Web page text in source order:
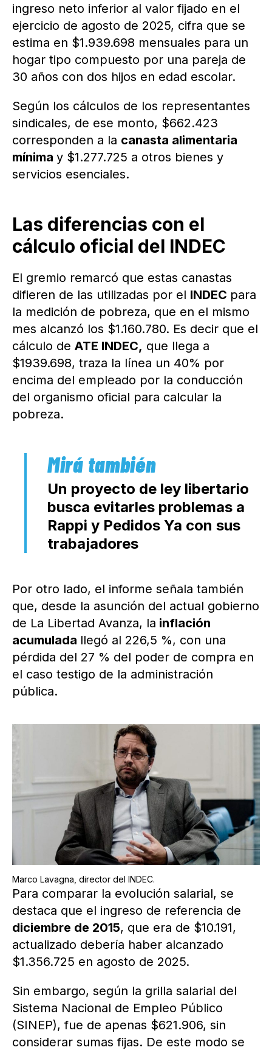
ingreso neto inferior al valor fijado en el
ejercicio de agosto de 2025, cifra que se
estima en $1.939.698 mensuales para un
hogar tipo compuesto por una pareja de
30 años con dos hijos en edad escolar.
Según los cálculos de los representantes
sindicales, de ese monto, $662.423
corresponden a la canasta alimentaria
mínima y $1.277.725 a otros bienes y
servicios esenciales.
Las diferencias con el
cálculo oficial del INDEC
El gremio remarcó que estas canastas
difieren de las utilizadas por el INDEC para
la medición de pobreza, que en el mismo
mes alcanzó los $1.160.780. Es decir que el
cálculo de ATE INDEC, que llega a
$1939.698, traza la línea un 40% por
encima del empleado por la conducción
del organismo oficial para calcular la
pobreza.
Un proyecto de ley libertario
busca evitarles problemas a
Rappi y Pedidos Ya con sus
trabajadores
Por otro lado, el informe señala también
que, desde la asunción del actual gobierno
de La Libertad Avanza, la inflación
acumulada llegó al 226,5 %, con una
pérdida del 27 % del poder de compra en
el caso testigo de la administración
pública.
Marco Lavagna, director del INDEC.
Para comparar la evolución salarial, se
destaca que el ingreso de referencia de
diciembre de 2015, que era de $10.191,
actualizado debería haber alcanzado
$1.356.725 en agosto de 2025.
Sin embargo, según la grilla salarial del
Sistema Nacional de Empleo Público
(SINEP), fue de apenas $621.906, sin
considerar sumas fijas. De este modo se